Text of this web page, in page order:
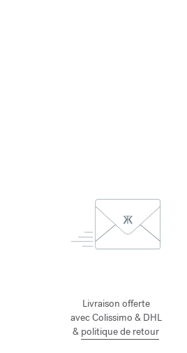
Livraison offerte
avec Colissimo & DHL
& politique de retour